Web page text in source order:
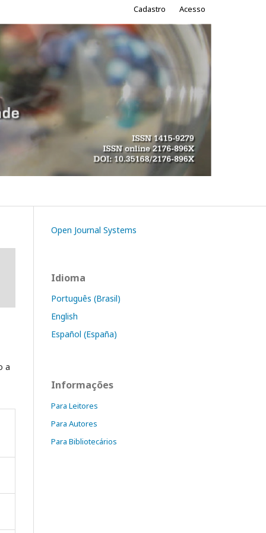
Cadastro Acesso
a
Open Journal Systems
Idioma
Português (Brasil)
English
Español (España)
Informações
Para Leitores
Para Autores
Para Bibliotecários